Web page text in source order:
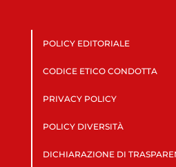
POLICY EDITORIALE
CODICE ETICO CONDOTTA
PRIVACY POLICY
POLICY DIVERSITÀ
DICHIARAZIONE DI